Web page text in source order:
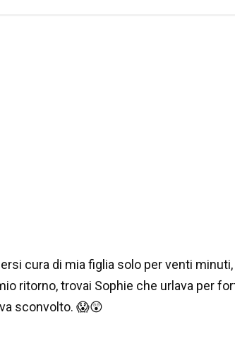
cura di mia figlia solo per venti
ritorno, trovai Sophie che urlava per
sconvolto. 😱😲